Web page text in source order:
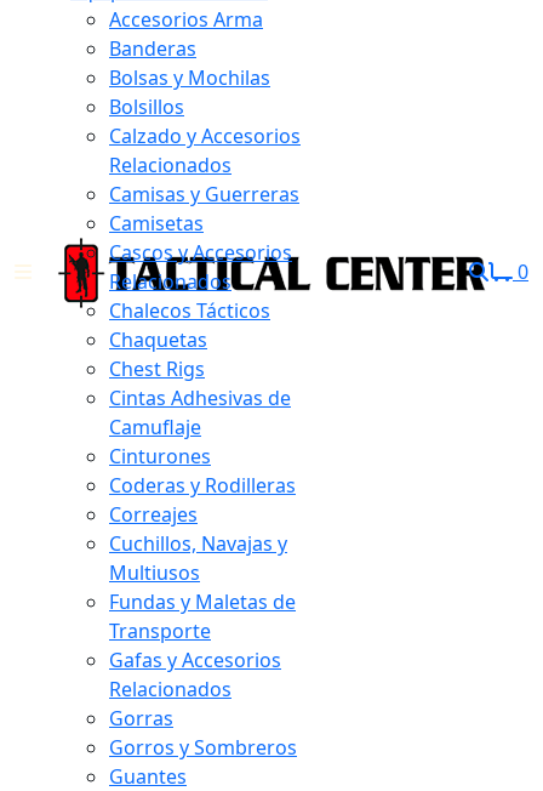
Accesorios Arma
Banderas
Bolsas y Mochilas
Bolsillos
Calzado y Accesorios
Relacionados
Camisas y Guerreras
Camisetas
Cascos y Accesorios
Relacionados
Chalecos Tácticos
Chaquetas
Chest Rigs
Cintas Adhesivas de
Camuflaje
Cinturones
Coderas y Rodilleras
Correajes
Cuchillos, Navajas y
Multiusos
Fundas y Maletas de
Transporte
Gafas y Accesorios
Relacionados
Gorras
Gorros y Sombreros
Guantes
0